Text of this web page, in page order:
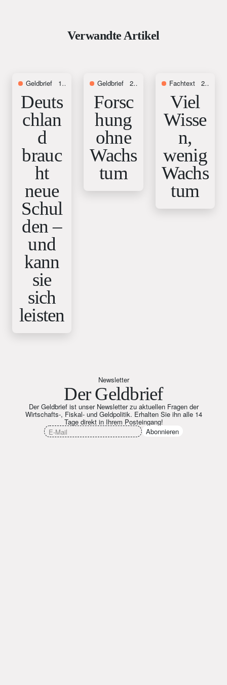
Verwandte Artikel
Geldbrief 14. November 2024
Deuts
chlan
d
brauc
ht
neue
Schul
den –
und
kann
sie
sich
leisten
Geldbrief 28. Mai 2026
Forsc
hung
ohne
Wachs
tum
Fachtext 28. Mai 2026
Viel
Wisse
n,
wenig
Wachs
tum
Newsletter
Der Geldbrief
Der Geldbrief ist unser Newsletter zu aktuellen Fragen der
Wirtschafts-, Fiskal- und Geldpolitik. Erhalten Sie ihn alle 14
Tage direkt in Ihrem Posteingang!